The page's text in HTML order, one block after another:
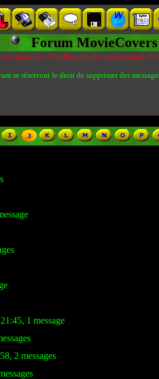
Forum
sur notre site. Veuillez prendre connaissance
se réservent le droit de supprimer des
1 message
2 messages